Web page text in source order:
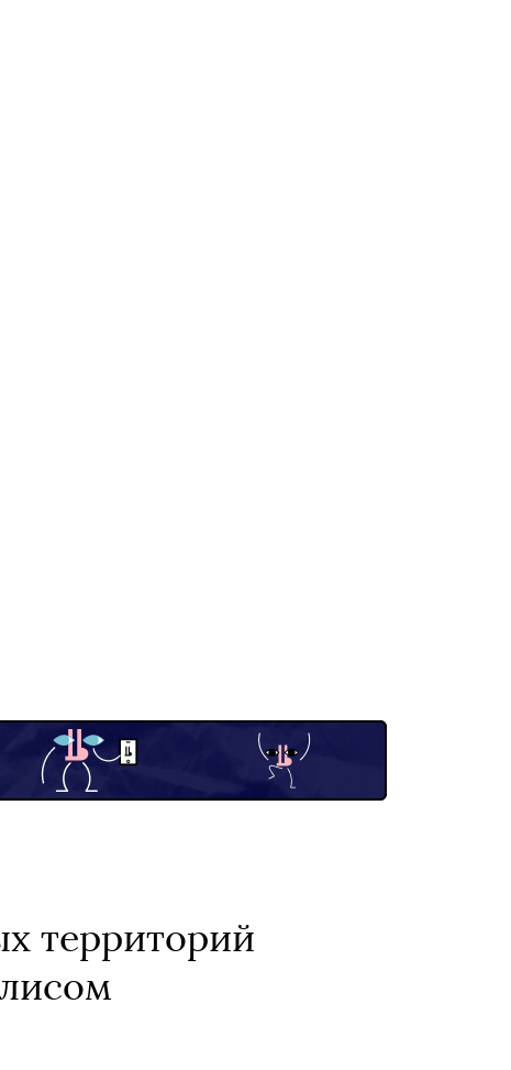
территорий